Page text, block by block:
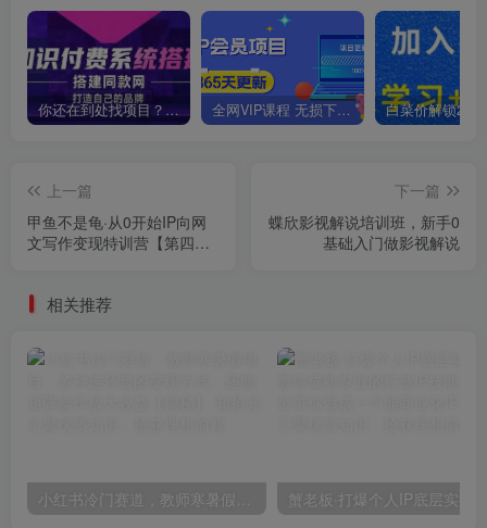
你还在到处找项目？还在当韭菜？我靠卖项目一个月收入5万+，曾经我也是个失败者。 全网VIP课程 无损下载~
上一篇
甲鱼不是龟·从0开始IP向网
文写作变现特训营【第四
下一篇
蝶欣影视解说培训班，新手0
基础入门做影视解说
相关推荐
小红书冷门赛道，教师寒暑假项目，多种连环套的变现方式，还能矩阵操作放大收益【揭秘】